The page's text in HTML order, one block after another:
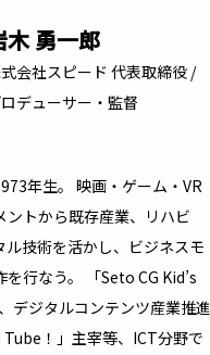
木 勇一郎
会社スピード 代表取締役 /
デューサー・監督
年生。 映画・ゲーム・VR
トから既存産業、リハビ
技術を活かし、ビジネスモ
行なう。 「Seto CG Kid’s
デジタルコンテンツ産業推進
！」主宰等、ICT分野で